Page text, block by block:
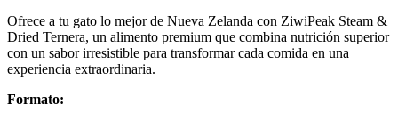
Ofrece a tu gato lo mejor de Nueva Zelanda con ZiwiPeak Steam &
Dried Ternera, un alimento premium que combina nutrición superior
con un sabor irresistible para transformar cada comida en una
experiencia extraordinaria.
Formato: